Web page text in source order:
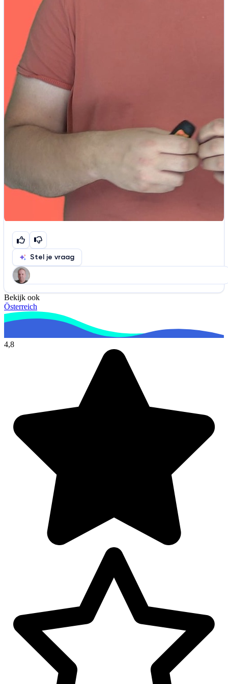
Stel je vraag
Help ons de video te verbeteren
De audio is slecht
Informatie is onjuist
Er mist informatie
De docent is te langdradig
De uitleg gaat te langzaam
Afspelen werkte niet
Iets anders
Bekijk ook
Österreich
4,8